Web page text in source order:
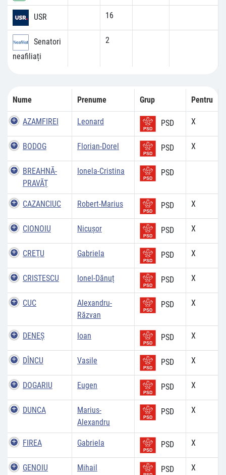
USR 16
Senatori
neafiliați
2
Nume Prenume Grup Pentru
AZAMFIREI Leonard PSD X
BODOG Florian-Dorel PSD X
BREAHNĂ-
PRAVĂŢ
Ionela-Cristina PSD
CAZANCIUC Robert-Marius PSD X
CIONOIU Nicușor PSD X
CREŢU Gabriela PSD X
CRISTESCU Ionel-Dănuț PSD X
CUC
Alexandru-
Răzvan
PSD X
DENEŞ Ioan PSD X
DÎNCU Vasile PSD X
DOGARIU Eugen PSD X
DUNCA
Marius-
Alexandru
PSD X
FIREA Gabriela PSD X
GENOIU Mihail PSD X